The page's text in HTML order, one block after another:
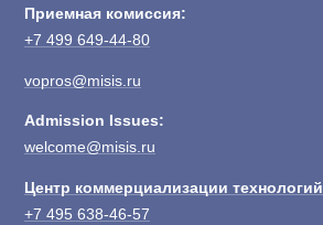
Приемная комиссия:
+7 499 649-44-80
vopros@misis.ru
Admission Issues:
welcome@misis.ru
Центр коммерциализации технологий
+7 495 638-46-57